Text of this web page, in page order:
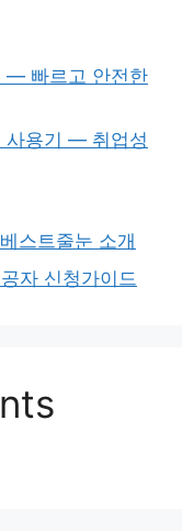
— 빠르고 안전한
사용기 — 취업성
스트줄눈 소개
자 신청가이드